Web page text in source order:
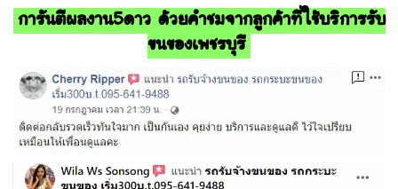
การันตีผลงาน5ดาว ด้วยคำชมจากลูกค้าที่ใช้บริการรับ
ขนของเพชรบุรี